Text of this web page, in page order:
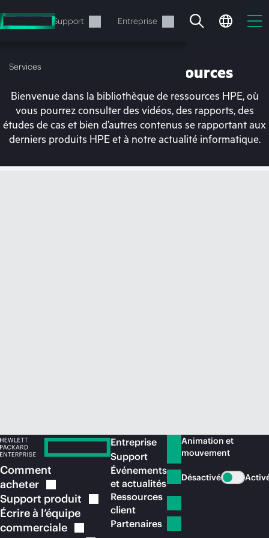
au
contenu
Support Entreprise
Services
Votre panier est
Bibliothèque de ressources
Bienvenue dans la bibliothèque de ressources HPE, où
vous pourrez consulter des vidéos, des rapports, des
études de cas et bien d’autres contenus se rapportant aux
derniers produits HPE et à notre actualité informatique.
Comment
acheter
Support produit
Écrire à l’équipe
commerciale
Entreprise
Support
Événements
et actualités
Ressources
client
Partenaires
Animation et
mouvement
Désactivé